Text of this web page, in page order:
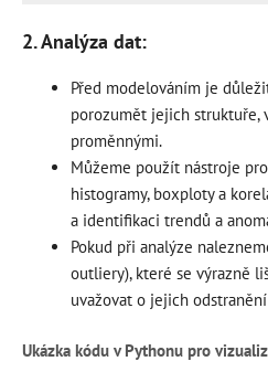
2. Analýza dat:
Před modelováním je
porozumět jejich struktuře,
proměnnými.
Můžeme použít nástroje pro
histogramy, boxploty a
a identifikaci trendů a
Pokud při analýze
outliery), které se výrazně
uvažovat o jejich
Ukázka kódu v Pythonu pro